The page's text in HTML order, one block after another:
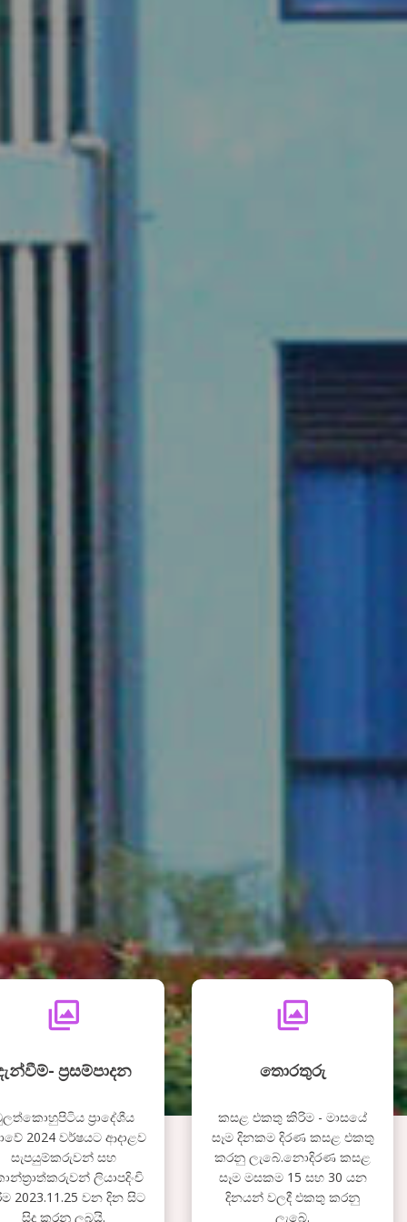
ප්‍රසම්පාදන
ප්‍රාදේශීය
2024 වර්ෂයට ආදාළව
සැපයුම්කරුවන් සහ
ලියාපදිංචි
2023.11.25 වන දින සිට
සිදු කරනු ලබයි.
තොරතුරු
කසළ එකතු කිරිම - මාසයේ
සෑම දිනකම දිරණ කසළ එකතු
කරනු ලැබේ.නොදිරණ කසළ
සෑම මසකම 15 සහ 30 යන
දිනයන් වලදී එකතු කරනු
ලැබේ.